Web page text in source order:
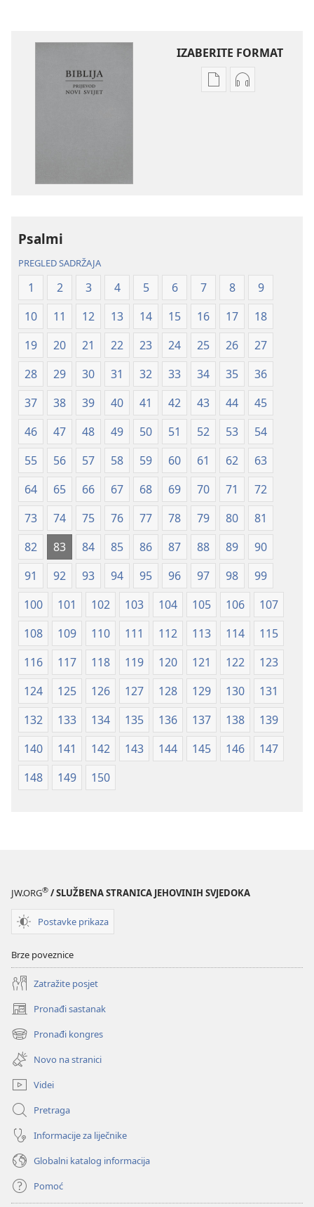
IZABERITE FORMAT
PostavkePostavke
Psalmi
PREGLED SADRŽAJA
1 2 3 4 5 6 7 8
9
10
11 12 13 14 15 16 17
18
19
20 21 22 23 24 25 26
27
28
29 30 31 32 33 34 35
36
37
38 39 40 41 42 43 44
45
46
47 48 49 50 51 52 53
54
55
56 57 58 59 60 61 62
63
64
65 66 67 68 69 70 71
72
73
74 75 76 77 78 79 80
81
82
83 84 85 86 87 88 89
90
91
92 93 94 95 96 97 98
99
100
101 102 103 104 105 106
107
108
109 110 111 112 113 114
115
116
117 118 119 120 121 122
123
124
125 126 127 128 129 130
131
132
133 134 135 136 137 138
139
140
141 142 143 144 145 146
147
148
149 150
JW.ORG® / SLUŽBENA STRANICA JEHOVINIH SVJEDOKA
Postavke prikaza
Brze poveznice
Zatražite posjet
Pronađi sastanak
(otvara
se
novi
prozor)
Pronađi kongres
(otvara
se
novi
prozor)
Novo na stranici
Videi
Pretraga
Informacije za liječnike
Globalni katalog informacija
Pomoć